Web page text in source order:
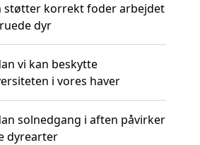
støtter korrekt foder arbejdet
dyr
vi kan beskytte
i vores haver
solnedgang i aften påvirker
dyrearter